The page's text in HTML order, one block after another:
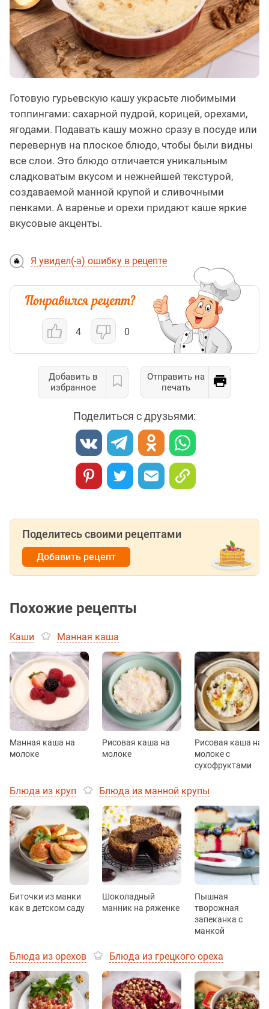
Готовую гурьевскую кашу украсьте любимыми
топпингами: сахарной пудрой, корицей, орехами,
ягодами. Подавать кашу можно сразу в посуде или
перевернув на плоское блюдо, чтобы были видны
все слои. Это блюдо отличается уникальным
сладковатым вкусом и нежнейшей текстурой,
создаваемой манной крупой и сливочными
пенками. А варенье и орехи придают каше яркие
вкусовые акценты.
Я увидел(-а) ошибку в рецепте
4 0
Добавить в
избранное
Отправить на
печать
Поделиться с друзьями:
Поделитесь своими рецептами
Добавить рецепт
Похожие рецепты
Каши Манная каша
Манная каша на
молоке
Рисовая каша на
молоке
Рисовая каша на
молоке с
сухофруктами
Блюда из круп Блюда из манной крупы
Биточки из манки
как в детском саду
Шоколадный
манник на ряженке
Пышная
творожная
запеканка с
манкой
Блюда из орехов Блюда из грецкого ореха